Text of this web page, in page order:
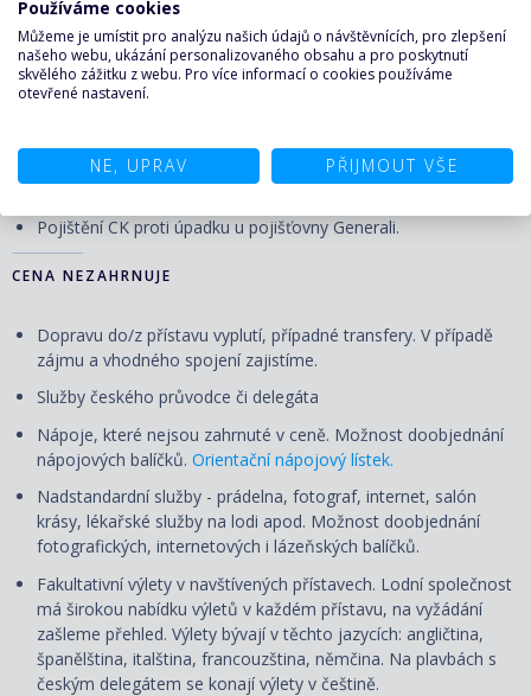
Volné využití veřejných prostor - bazénu, vířivek, fitness centra
a jiných sportovně-rekreačních zařízení, bezplatné zapůjčení
plážových osušek, účast na všech akcích pořádaných na
palubě – animační programy pro děti i dospělé, dětský klub
živá hudba, lekce tance apod.
Pojištění proti úpadku:
Pojištění CK proti úpadku u pojišťovny Generali.
CENA NEZAHRNUJE
Dopravu do/z přístavu vyplutí, případné transfery. V případě
zájmu a vhodného spojení zajistíme.
Služby českého průvodce či delegáta
Nápoje, které nejsou zahrnuté v ceně. Možnost doobjednání
nápojových balíčků. Orientační nápojový lístek.
Nadstandardní služby - prádelna, fotograf, internet, salón
krásy, lékařské služby na lodi apod. Možnost doobjednání
fotografických, internetových i lázeňských balíčků.
Fakultativní výlety v navštívených přístavech. Lodní společnost
má širokou nabídku výletů v každém přístavu, na vyžádání
zašleme přehled. Výlety bývají v těchto jazycích: angličtina,
španělština, italština, francouzština, němčina. Na plavbách s
českým delegátem se konají výlety v češtině.
Používáme cookies
Můžeme je umístit pro analýzu našich údajů o návštěvnících, pro zlepšení
našeho webu, ukázání personalizovaného obsahu a pro poskytnutí
skvělého zážitku z webu. Pro více informací o cookies používáme
otevřené nastavení.
NE, UPRAV PŘIJMOUT VŠE